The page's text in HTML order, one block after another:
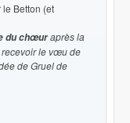
le Betton (et
du chœuraprès la
recevoir le vœu de
de Gruel de